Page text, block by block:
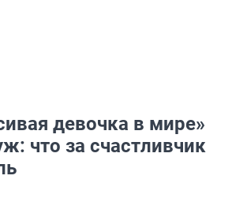
девочка в мире»
что за счастливчик